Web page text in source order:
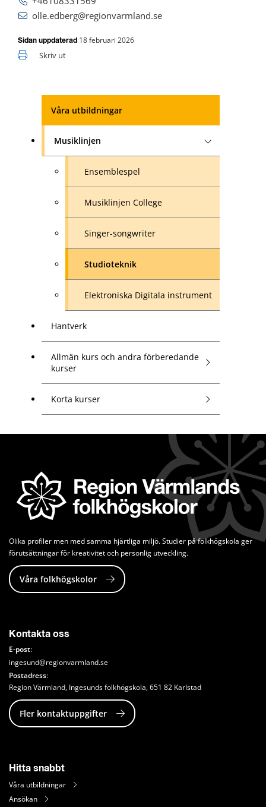
Våra utbildningar
Musiklinjen
Ensemblespel
Musiklinjen College
Singer-songwriter
Studioteknik
Elektroniska Digitala instrument
Hantverk
Allmän kurs och andra förberedande
kurser
Korta kurser
olle.edberg@regionvarmland.se
Sidan uppdaterad 18 februari 2026
Skriv ut
Olika profiler men med samma hjärtliga miljö. Studier på folkhögskola ger
förutsättningar för kreativitet och personlig utveckling.
Våra folkhögskolor
Kontakta oss
E-post:
ingesund@regionvarmland.se
Postadress:
Region Värmland, Ingesunds folkhögskola, 651 82 Karlstad
Fler kontaktuppgifter
Hitta snabbt
Våra utbildningar
Ansökan